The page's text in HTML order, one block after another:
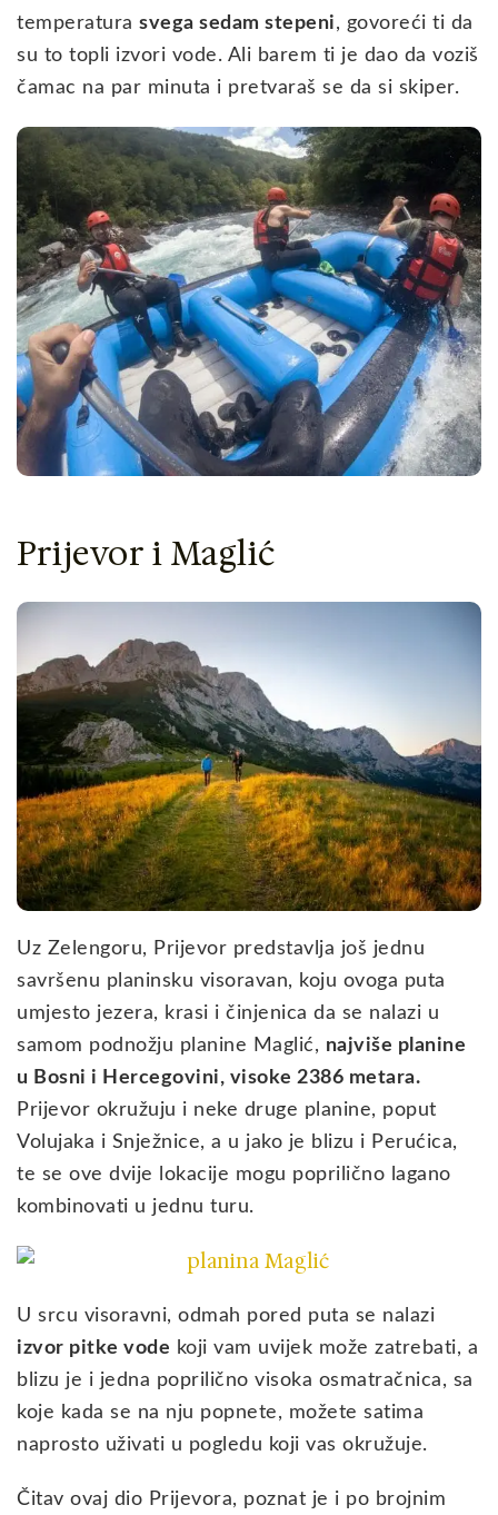
temperatura svega sedam stepeni, govoreći ti da
su to topli izvori vode. Ali barem ti je dao da voziš
čamac na par minuta i pretvaraš se da si skiper.
Prijevor i Maglić
Uz Zelengoru, Prijevor predstavlja još jednu
savršenu planinsku visoravan, koju ovoga puta
umjesto jezera, krasi i činjenica da se nalazi u
samom podnožju planine Maglić, najviše planine
u Bosni i Hercegovini, visoke 2386 metara.
Prijevor okružuju i neke druge planine, poput
Volujaka i Snježnice, a u jako je blizu i Perućica,
te se ove dvije lokacije mogu poprilično lagano
kombinovati u jednu turu.
U srcu visoravni, odmah pored puta se nalazi
izvor pitke vode koji vam uvijek može zatrebati, a
blizu je i jedna poprilično visoka osmatračnica, sa
koje kada se na nju popnete, možete satima
naprosto uživati u pogledu koji vas okružuje.
Čitav ovaj dio Prijevora, poznat je i po brojnim